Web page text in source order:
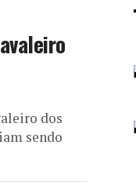
dos
sendo